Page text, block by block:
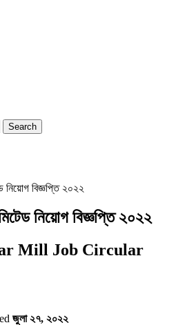
নিয়োগ বিজ্ঞপ্তি ২০২২
নিয়োগ বিজ্ঞপ্তি ২০২২
Mill Job Circular
জুলা ২৭, ২০২২